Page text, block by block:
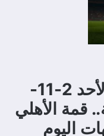
مواعيد مباريات اليوم الأحد 2-11-
قمة الأهلي
اليوم